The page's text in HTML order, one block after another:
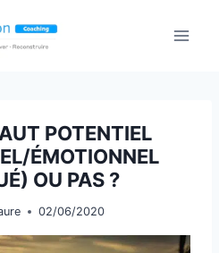
POTENTIEL
ÉMOTIONNEL
OU PAS ?
02/06/2020